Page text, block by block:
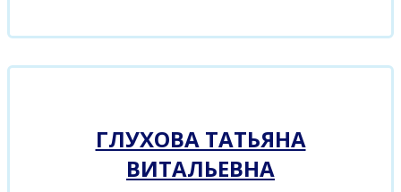
ГЛУХОВА ТАТЬЯНА
ВИТАЛЬЕВНА